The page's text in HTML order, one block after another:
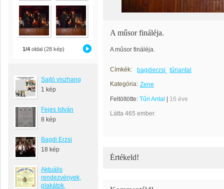
1/4 oldal (28 kép)
Sajtó viszhang
1 kép
Fejes István
8 kép
Bagdi Erzsi
18 kép
Aktuális
rendezvények,
plakátok,
A műsor fináléja.
A műsor fináléja.
Címkék: bagdierzsi
tűriantal
Kategória: Zene
Feltöltötte: Tűri Antal 16 éve
Látta 465 ember.
Értékeld!